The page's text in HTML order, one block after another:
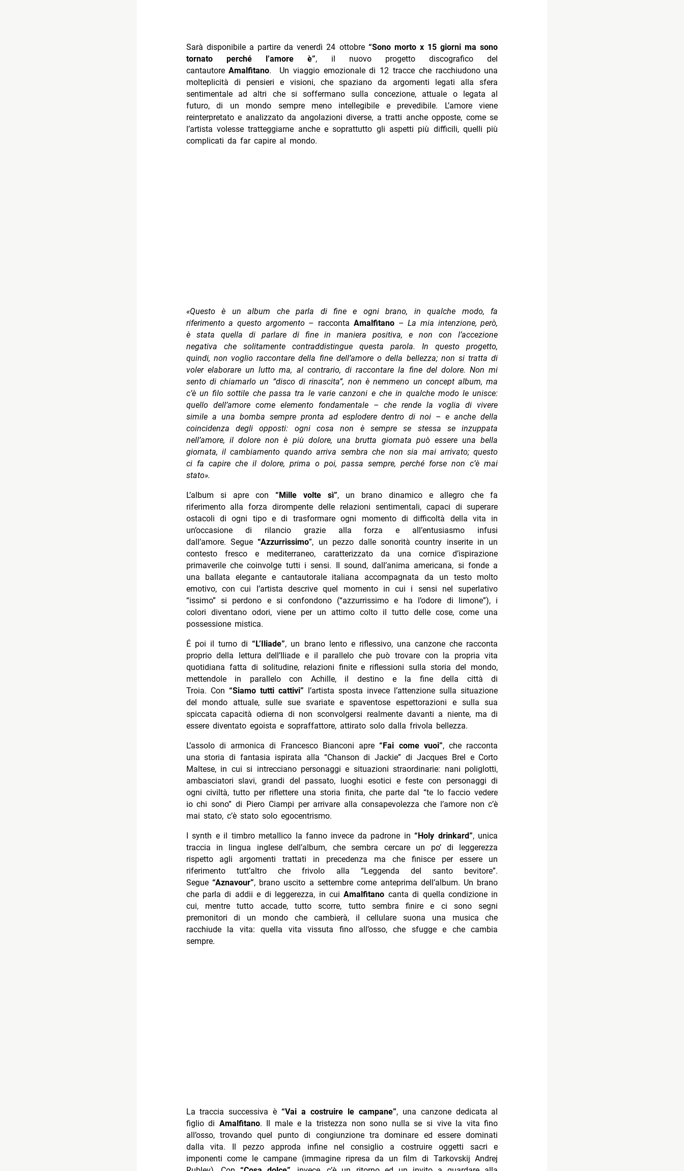
Sarà disponibile a partire da venerdì 24 ottobre“Sono morto x 15 giorni ma sono
tornato perché l’amore è”, il nuovo progetto discografico del
cantautoreAmalfitano. Un viaggio emozionale di 12 tracce che racchiudono una
molteplicità di pensieri e visioni, che spaziano da argomenti legati alla sfera
sentimentale ad altri che si soffermano sulla concezione, attuale o legata al
futuro, di un mondo sempre meno intellegibile e prevedibile. L’amore viene
reinterpretato e analizzato da angolazioni diverse, a tratti anche opposte, come se
l’artista volesse tratteggiarne anche e soprattutto gli aspetti più difficili, quelli più
complicati da far capire al mondo.
«Questo è un album che parla di fine e ogni brano, in qualche modo, fa
riferimento a questo argomento– racconta Amalfitano–La mia intenzione, però,
è stata quella di parlare di fine in maniera positiva, e non con l’accezione
negativa che solitamente contraddistingue questa parola. In questo progetto,
quindi, non voglio raccontare della fine dell’amore o della bellezza; non si tratta di
voler elaborare un lutto ma, al contrario, di raccontare la fine del dolore. Non mi
sento di chiamarlo un “disco di rinascita”, non è nemmeno un concept album, ma
c’è un filo sottile che passa tra le varie canzoni e che in qualche modo le unisce:
quello dell’amore come elemento fondamentale – che rende la voglia di vivere
simile a una bomba sempre pronta ad esplodere dentro di noi – e anche della
coincidenza degli opposti: ogni cosa non è sempre se stessa se inzuppata
nell’amore, il dolore non è più dolore, una brutta giornata può essere una bella
giornata, il cambiamento quando arriva sembra che non sia mai arrivato; questo
ci fa capire che il dolore, prima o poi, passa sempre, perché forse non c’è mai
stato».
L’album si apre con “Mille volte sì”, un brano dinamico e allegro che fa
riferimento alla forza dirompente delle relazioni sentimentali, capaci di superare
ostacoli di ogni tipo e di trasformare ogni momento di difficoltà della vita in
un’occasione di rilancio grazie alla forza e all’entusiasmo infusi
dall’amore. Segue“Azzurrissimo”, un pezzo dalle sonorità country inserite in un
contesto fresco e mediterraneo, caratterizzato da una cornice d’ispirazione
primaverile che coinvolge tutti i sensi. Il sound, dall’anima americana, si fonde a
una ballata elegante e cantautorale italiana accompagnata da un testo molto
emotivo, con cui l’artista descrive quel momento in cui i sensi nel superlativo
“issimo” si perdono e si confondono (“azzurrissimo e ha l’odore di limone”), i
colori diventano odori, viene per un attimo colto il tutto delle cose, come una
possessione mistica.
É poi il turno di“L’Iliade”, un brano lento e riflessivo, una canzone che racconta
proprio della lettura dell’Iliade e il parallelo che può trovare con la propria vita
quotidiana fatta di solitudine, relazioni finite e riflessioni sulla storia del mondo,
mettendole in parallelo con Achille, il destino e la fine della città di
Troia. Con “Siamo tutti cattivi” l’artista sposta invece l’attenzione sulla situazione
del mondo attuale, sulle sue svariate e spaventose espettorazioni e sulla sua
spiccata capacità odierna di non sconvolgersi realmente davanti a niente, ma di
essere diventato egoista e sopraffattore, attirato solo dalla frivola bellezza.
L’assolo di armonica di Francesco Bianconi apre“Fai come vuoi”, che racconta
una storia di fantasia ispirata alla “Chanson di Jackie” di Jacques Brel e Corto
Maltese, in cui si intrecciano personaggi e situazioni straordinarie: nani poliglotti,
ambasciatori slavi, grandi del passato, luoghi esotici e feste con personaggi di
ogni civiltà, tutto per riflettere una storia finita, che parte dal “te lo faccio vedere
io chi sono” di Piero Ciampi per arrivare alla consapevolezza che l’amore non c’è
mai stato, c’è stato solo egocentrismo.
I synth e il timbro metallico la fanno invece da padrone in“Holy drinkard”, unica
traccia in lingua inglese dell’album, che sembra cercare un po’ di leggerezza
rispetto agli argomenti trattati in precedenza ma che finisce per essere un
riferimento tutt’altro che frivolo alla “Leggenda del santo bevitore”.
Segue “Aznavour”, brano uscito a settembre come anteprima dell’album. Un brano
che parla di addii e di leggerezza, in cuiAmalfitano canta di quella condizione in
cui, mentre tutto accade, tutto scorre, tutto sembra finire e ci sono segni
premonitori di un mondo che cambierà, il cellulare suona una musica che
racchiude la vita: quella vita vissuta fino all’osso, che sfugge e che cambia
sempre.
La traccia successiva è“Vai a costruire le campane”, una canzone dedicata al
figlio di Amalfitano. Il male e la tristezza non sono nulla se si vive la vita fino
all’osso, trovando quel punto di congiunzione tra dominare ed essere dominati
dalla vita. Il pezzo approda infine nel consiglio a costruire oggetti sacri e
imponenti come le campane (immagine ripresa da un film di Tarkovskij Andrej